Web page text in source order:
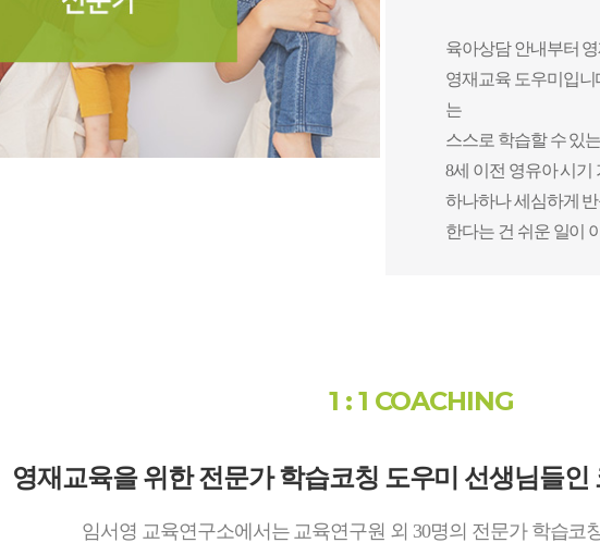
육아상담 안내부터
영재교육 도우미입니
는
스스로 학습할 수 있
8세 이전 영유아 시기
하나하나 세심하게
한다는 건 쉬운 일이
1 : 1 COACHING
영재교육을 위한 전문가 학습코칭 도우미 선생님들인
임서영 교육연구소에서는 교육연구원 외 30명의 전문가 학습코